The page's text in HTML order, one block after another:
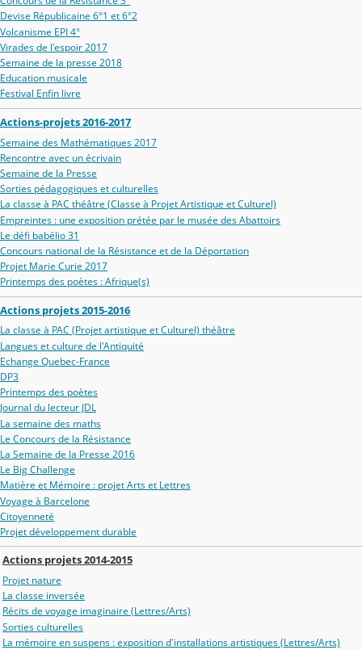
Devise Républicaine 6°1 et 6°2
Volcanisme EPI 4°
Virades de l'espoir 2017
Semaine de la presse 2018
Education musicale
Festival Enfin livre
Actions-projets 2016-2017
Semaine des Mathématiques 2017
Rencontre avec un écrivain
Semaine de la Presse
Sorties pédagogiques et culturelles
La classe à PAC théâtre (Classe à Projet Artistique et Culturel)
Empreintes : une exposition prétée par le musée des Abattoirs
Le défi babélio 31
Concours national de la Résistance et de la Déportation
Projet Marie Curie 2017
Printemps des poètes : Afrique(s)
Actions projets 2015-2016
La classe à PAC (Projet artistique et Culturel) théâtre
Langues et culture de l'Antiquité
Echange Quebec-France
DP3
Printemps des poètes
Journal du lecteur JDL
La semaine des maths
Le Concours de la Résistance
La Semaine de la Presse 2016
Le Big Challenge
Matière et Mémoire : projet Arts et Lettres
Voyage à Barcelone
Citoyenneté
Projet développement durable
Actions projets 2014-2015
Projet nature
La classe inversée
Récits de voyage imaginaire (Lettres/Arts)
Sorties culturelles
La mémoire en suspens : exposition d'installations artistiques (Lettres/Arts)